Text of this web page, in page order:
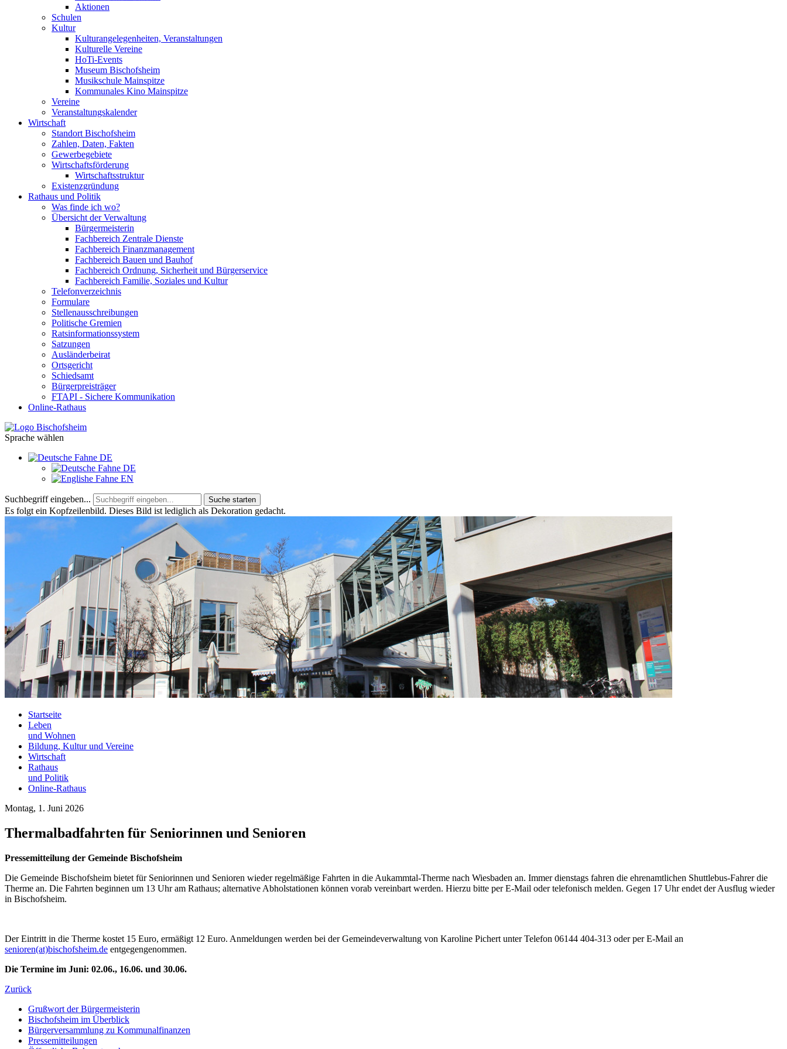
Aktionen
Schulen
Kultur
Kulturangelegenheiten, Veranstaltungen
Kulturelle Vereine
HoTi-Events
Museum Bischofsheim
Musikschule Mainspitze
Kommunales Kino Mainspitze
Vereine
Veranstaltungskalender
Wirtschaft
Standort Bischofsheim
Zahlen, Daten, Fakten
Gewerbegebiete
Wirtschaftsförderung
Wirtschaftsstruktur
Existenzgründung
Rathaus und Politik
Was finde ich wo?
Übersicht der Verwaltung
Bürgermeisterin
Fachbereich Zentrale Dienste
Fachbereich Finanzmanagement
Fachbereich Bauen und Bauhof
Fachbereich Ordnung, Sicherheit und Bürgerservice
Fachbereich Familie, Soziales und Kultur
Telefonverzeichnis
Formulare
Stellenausschreibungen
Politische Gremien
Ratsinformationssystem
Satzungen
Ausländerbeirat
Ortsgericht
Schiedsamt
Bürgerpreisträger
FTAPI - Sichere Kommunikation
Online-Rathaus
Sprache wählen
DE
DE
EN
Suchbegriff eingeben... Suche starten
Es folgt ein Kopfzeilenbild. Dieses Bild ist lediglich als Dekoration gedacht.
Startseite
Leben
und Wohnen
Bildung, Kultur und Vereine
Wirtschaft
Rathaus
und Politik
Online-Rathaus
Montag, 1. Juni 2026
Thermalbadfahrten für Seniorinnen und Senioren
Pressemitteilung der Gemeinde Bischofsheim
Die Gemeinde Bischofsheim bietet für Seniorinnen und Senioren wieder regelmäßige Fahrten in die Aukammtal-Therme nach Wiesbaden an. Immer dienstags fahren die ehrenamtlichen Shuttlebus-Fahrer die
Therme an. Die Fahrten beginnen um 13 Uhr am Rathaus; alternative Abholstationen können vorab vereinbart werden. Hierzu bitte per E-Mail oder telefonisch melden. Gegen 17 Uhr endet der Ausflug wieder
in Bischofsheim.
Der Eintritt in die Therme kostet 15 Euro, ermäßigt 12 Euro. Anmeldungen werden bei der Gemeindeverwaltung von Karoline Pichert unter Telefon 06144 404-313 oder per E-Mail an
senioren(at)bischofsheim.de entgegengenommen.
Die Termine im Juni: 02.06., 16.06. und 30.06.
Zurück
Grußwort der Bürgermeisterin
Bischofsheim im Überblick
Bürgerversammlung zu Kommunalfinanzen
Pressemitteilungen